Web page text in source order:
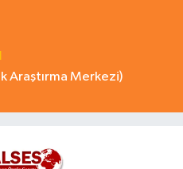
RAM (Rehberlik Araştırma Merkezi)